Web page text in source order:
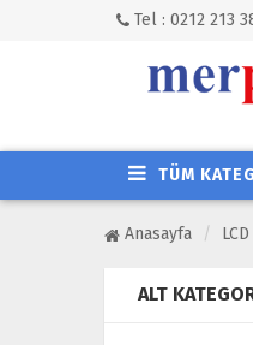
Tel : 0212 213
TÜM
Anasayfa
ALT